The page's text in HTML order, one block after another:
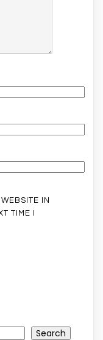
IN
TIME I
Search